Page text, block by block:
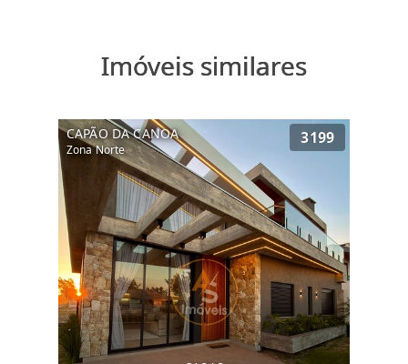
Imóveis similares
CAPÃO DA CANOA
Zona Norte
3199